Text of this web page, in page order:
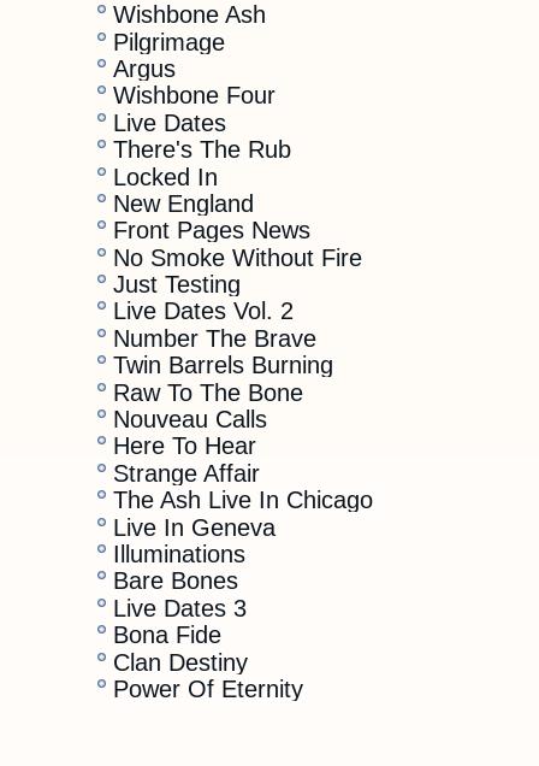
Wishbone Ash
Pilgrimage
Argus
Wishbone Four
Live Dates
There's The Rub
Locked In
New England
Front Pages News
No Smoke Without Fire
Just Testing
Live Dates Vol. 2
Number The Brave
Twin Barrels Burning
Raw To The Bone
Nouveau Calls
Here To Hear
Strange Affair
The Ash Live In Chicago
Live In Geneva
Illuminations
Bare Bones
Live Dates 3
Bona Fide
Clan Destiny
Power Of Eternity